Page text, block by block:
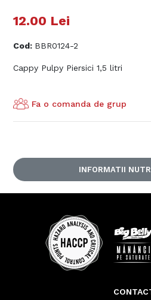
12.00 Lei
Cod: BBR0124-2
Cappy Pulpy Piersici 1,5 litri
Fa o comanda de grup
INFORMATII